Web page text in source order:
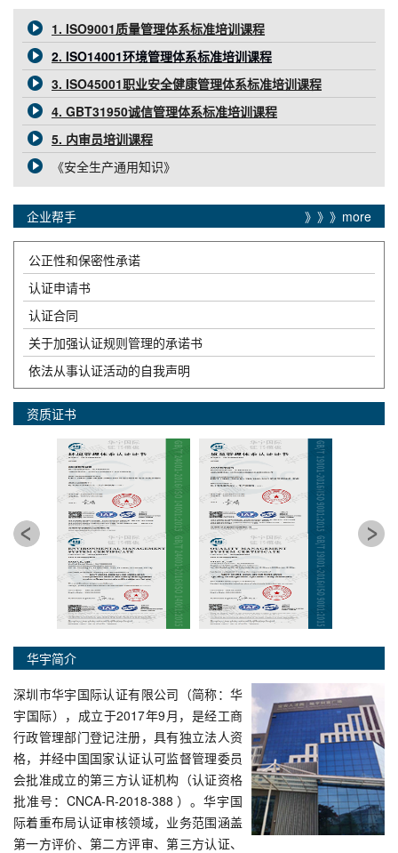
1. ISO9001质量管理体系标准培训课程
2. ISO14001环境管理体系标准培训课程
3. ISO45001职业安全健康管理体系标准培训课程
4. GBT31950诚信管理体系标准培训课程
5. 内审员培训课程
《安全生产通用知识》
企业帮手 》》》more
公正性和保密性承诺
认证申请书
认证合同
关于加强认证规则管理的承诺书
依法从事认证活动的自我声明
资质证书
华宇简介
深圳市华宇国际认证有限公司（简称：华
宇国际），成立于2017年9月，是经工商
行政管理部门登记注册，具有独立法人资
格，并经中国国家认证认可监督管理委员
会批准成立的第三方认证机构（认证资格
批准号：CNCA-R-2018-388 ）。华宇国
际着重布局认证审核领域，业务范围涵盖
第一方评价、第二方评审、第三方认证、